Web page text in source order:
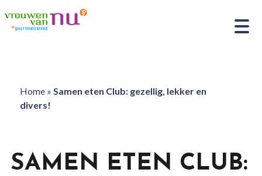
Home» Samen eten Club: gezellig, lekker en
divers!
SAMEN ETEN CLUB: